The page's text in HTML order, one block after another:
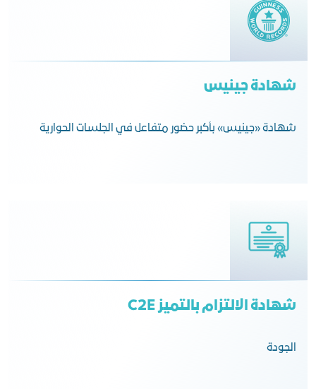
شهادة جينيس
شهادة «جينيس» بأكبر حضور متفاعل في الجلسات الحوارية
شهادة الالتزام بالتميز C2E
الجودة